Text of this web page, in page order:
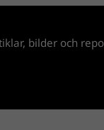
bilder och